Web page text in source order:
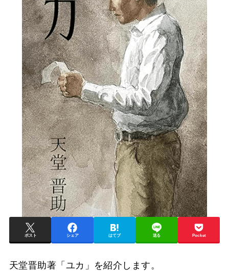
ポスト シェア はてブ 送る Pocket
天堂晋助著「ユカ」を紹介します。